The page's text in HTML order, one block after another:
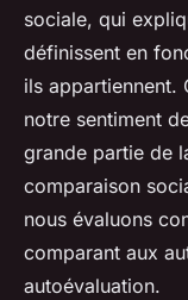
sociale, qui
définissent en
ils appartiennent.
notre sentiment
grande partie de
comparaison
nous évaluons
comparant aux
autoévaluation.